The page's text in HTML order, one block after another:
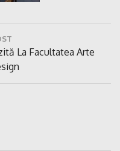
La Facultatea Arte